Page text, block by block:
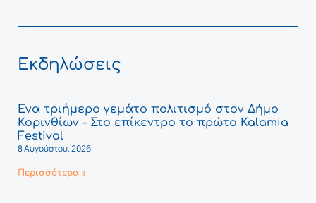
Εκδηλώσεις
Ένα τριήμερο γεμάτο πολιτισμό στον Δήμο
Κορινθίων – Στο επίκεντρο το πρώτο Kalamia
Festival
8 Αυγούστου, 2026
Περισσότερα »